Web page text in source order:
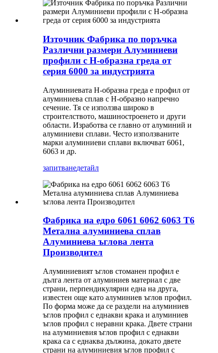
Източник Фабрика по поръчка
Различни размери Алуминиеви
профили с H-образна греда от
серия 6000 за индустрията
Алуминиевата H-образна греда е профил от
алуминиева сплав с H-образно напречно
сечение. Тя се използва широко в
строителството, машиностроенето и други
области. Изработва се главно от алуминий и
алуминиеви сплави. Често използваните
марки алуминиеви сплави включват 6061,
6063 и др.
запитванедетайл
Фабрика на едро 6061 6062 6063 T6
Метална алуминиева сплав
Алуминиева ъглова лента
Производител
Алуминиевият ъглов стоманен профил е
дълга лента от алуминиев материал с две
страни, перпендикулярни една на друга,
известен още като алуминиев ъглов профил.
По форма може да се раздели на алуминиев
ъглов профил с еднакви крака и алуминиев
ъглов профил с неравни крака. Двете страни
на алуминиевия ъглов профил с еднакви
крака са с еднаква дължина, докато двете
страни на алуминиевия ъглов профил с